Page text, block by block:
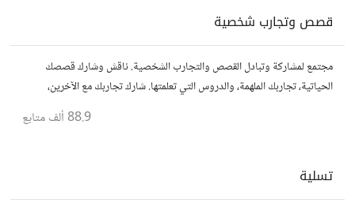
قصص وتجارب شخصية
مجتمع لمشاركة وتبادل القصص والتجارب الشخصية. ناقش وشارك قصصك
الحياتية، تجاربك الملهمة، والدروس التي تعلمتها. شارك تجاربك مع الآخرين،
88.9 ألف متابع
تسلية